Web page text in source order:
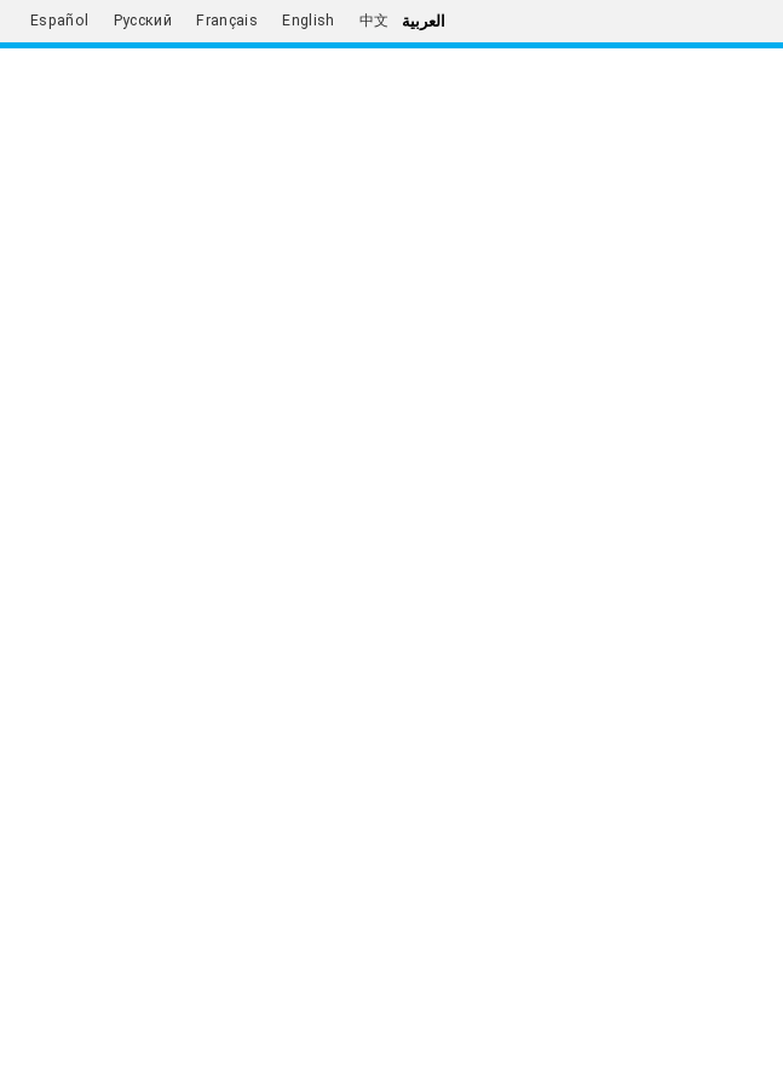
العربية 中文
English
Français
Русский
Español